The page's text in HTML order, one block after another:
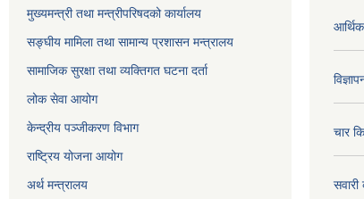
मुख्यमन्त्री तथा मन्त्रीपरिषदको कार्यालय
सङ्घीय मामिला तथा सामान्य प्रशासन मन्त्रालय
सामाजिक सुरक्षा तथा व्यक्तिगत घटना दर्ता
लोक सेवा आयोग
केन्द्रीय पञ्जीकरण विभाग
राष्ट्रिय योजना आयोग
अर्थ मन्त्रालय
चार